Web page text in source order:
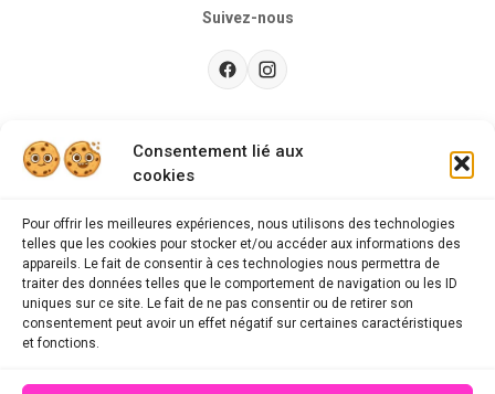
Consentement lié aux
cookies
Pour offrir les meilleures expériences, nous utilisons des technologies
telles que les cookies pour stocker et/ou accéder aux informations des
appareils. Le fait de consentir à ces technologies nous permettra de
traiter des données telles que le comportement de navigation ou les ID
uniques sur ce site. Le fait de ne pas consentir ou de retirer son
consentement peut avoir un effet négatif sur certaines caractéristiques
et fonctions.
Suivez-nous
FAQ
Mentions légales
Politique de confidentialité